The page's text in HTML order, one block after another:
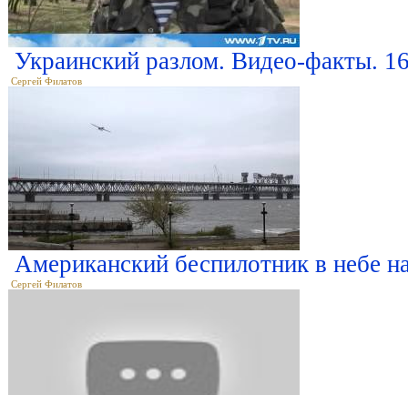
Украинский разлом. Видео-факты.
Сергей Филатов
Американский беспилотник в небе
Сергей Филатов